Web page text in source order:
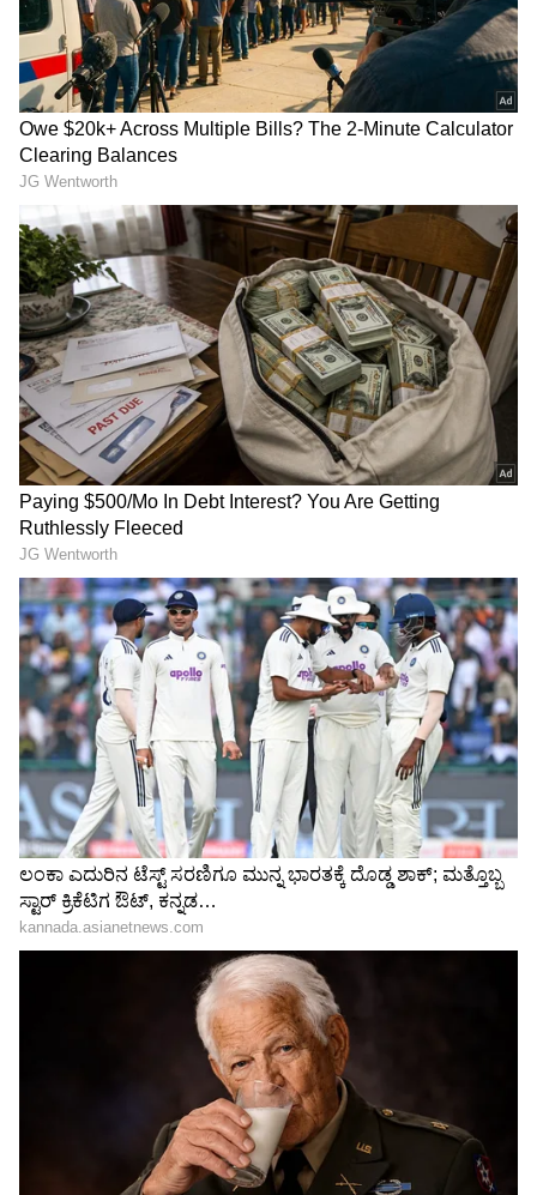
3
8
ಹೌದು, ವೃಶ್ಚಿಕ ರಾಶಿಯವರು ಏನೇ ಸಾಧನೆ ಮಾಡಿದರೂ
ಅದರ ಕ್ರೆಡಿಟ್ ಮಾತ್ರ ಅವರಿಗೆ ದಕ್ಕೋದಿಲ್ಲ.
ಮಹತ್ವಾಕಾಂಕ್ಷೆಯ ಗುರಿಗಳನ್ನು ಹೊಂದಿರುವ ವೃಶ್ಚಿಕದವರು,
ಅವುಗಳನ್ನು ಸಾಧಿಸಲು ಸದ್ದಿಲ್ಲದೆ ಮತ್ತು ಸ್ವತಂತ್ರವಾಗಿ ಕೆಲಸ
ಮಾಡುತ್ತಾರೆ. ಗುರಿ ಸಾಧಿಸಿದರೆ ಗುರುತಿಸೋರು ಮಾತ್ರ
ಇರೋದಿಲ್ಲ.
ಹಾಗಾಗಿ, ಅವರು ಗುರುತಿಸೋ ಆಸೆ ಬಿಟ್ಟು, ತಮ್ಮ ಪಾಡಿಗೆ
ಕೆಲಸದಲ್ಲಿ ಸಂತೋಷ ಕಂಡುಕೊಳ್ಳುವುದೇ ಉತ್ತಮ ಆಯ್ಕೆ.